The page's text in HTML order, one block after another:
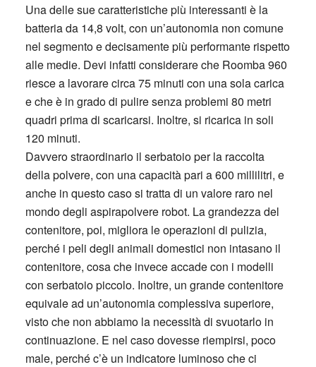
Una delle sue caratteristiche più interessanti è la
batteria da 14,8 volt, con un’autonomia non comune
nel segmento e decisamente più performante rispetto
alle medie. Devi infatti considerare che Roomba 960
riesce a lavorare circa 75 minuti con una sola carica
e che è in grado di pulire senza problemi 80 metri
quadri prima di scaricarsi. Inoltre, si ricarica in soli
120 minuti.
Davvero straordinario il serbatoio per la raccolta
della polvere, con una capacità pari a 600 millilitri, e
anche in questo caso si tratta di un valore raro nel
mondo degli aspirapolvere robot. La grandezza del
contenitore, poi, migliora le operazioni di pulizia,
perché i peli degli animali domestici non intasano il
contenitore, cosa che invece accade con i modelli
con serbatoio piccolo. Inoltre, un grande contenitore
equivale ad un’autonomia complessiva superiore,
visto che non abbiamo la necessità di svuotarlo in
continuazione. E nel caso dovesse riempirsi, poco
male, perché c’è un indicatore luminoso che ci